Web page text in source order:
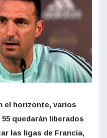
el horizonte, varios
quedarán liberados
las ligas de Francia,